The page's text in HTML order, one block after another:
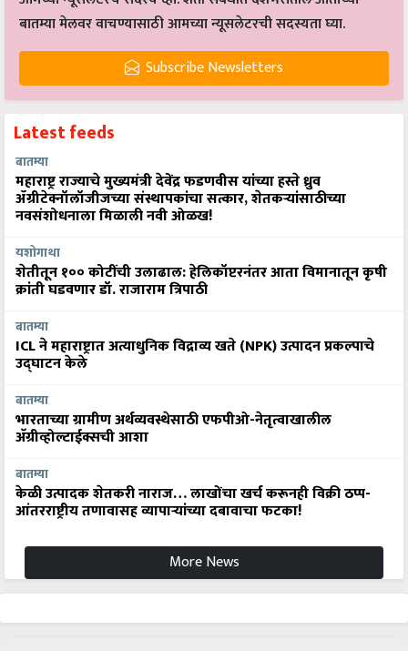
बातम्या मेलवर वाचण्यासाठी आमच्या न्यूसलेटरची सदस्यता घ्या.
Subscribe Newsletters
Latest feeds
बातम्या
महाराष्ट्र राज्याचे मुख्यमंत्री देवेंद्र फडणवीस यांच्या हस्ते ध्रुव
ॲग्रीटेक्नॉलॉजीजच्या संस्थापकांचा सत्कार, शेतकऱ्यांसाठीच्या
नवसंशोधनाला मिळाली नवी ओळख!
यशोगाथा
शेतीतून १०० कोटींची उलाढाल: हेलिकॉप्टरनंतर आता विमानातून कृषी
क्रांती घडवणार डॉ. राजाराम त्रिपाठी
बातम्या
ICL ने महाराष्ट्रात अत्याधुनिक विद्राव्य खते (NPK) उत्पादन प्रकल्पाचे
उद्घाटन केले
बातम्या
भारताच्या ग्रामीण अर्थव्यवस्थेसाठी एफपीओ-नेतृत्वाखालील
अ‍ॅग्रीव्होल्टाईक्सची आशा
बातम्या
केळी उत्पादक शेतकरी नाराज… लाखोंचा खर्च करूनही विक्री ठप्प-
आंतरराष्ट्रीय तणावासह व्यापाऱ्यांच्या दबावाचा फटका!
More News